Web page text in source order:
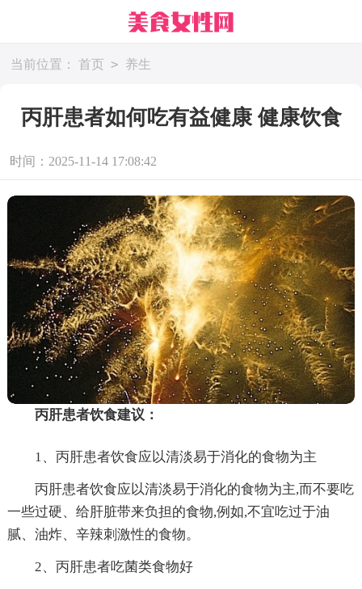
当前位置： 首页 > 养生
丙肝患者如何吃有益健康 健康饮食
时间：2025-11-14 17:08:42
丙肝患者饮食建议：
1、丙肝患者饮食应以清淡易于消化的食物为主
丙肝患者饮食应以清淡易于消化的食物为主,而不要吃
一些过硬、给肝脏带来负担的食物,例如,不宜吃过于油
腻、油炸、辛辣刺激性的食物。
2、丙肝患者吃菌类食物好